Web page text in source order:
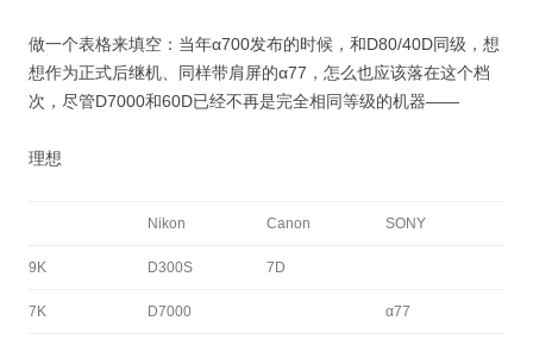
做一个表格来填空：当年α700发布的时候，和D80/40D同级，想
想作为正式后继机、同样带肩屏的α77，怎么也应该落在这个档
次，尽管D7000和60D已经不再是完全相同等级的机器——
理想
Nikon Canon SONY
9K D300S 7D
7K D7000 α77